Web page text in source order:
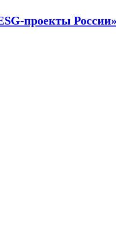
проекты России»